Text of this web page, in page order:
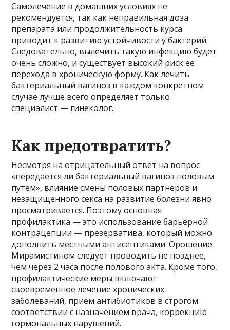
Самолечение в домашних условиях не
рекомендуется, так как неправильная доза
препарата или продолжительность курса
приводит к развитию устойчивости у бактерий.
Следовательно, вылечить такую ​​инфекцию будет
очень сложно, и существует высокий риск ее
перехода в хроническую форму. Как лечить
бактериальный вагиноз в каждом конкретном
случае лучше всего определяет только
специалист — гинеколог.
Как предотвратить?
Несмотря на отрицательный ответ на вопрос
«передается ли бактериальный вагиноз половым
путем», влияние смены половых партнеров и
незащищенного секса на развитие болезни явно
просматривается. Поэтому основная
профилактика — это использование барьерной
контрацепции — презерватива, который можно
дополнить местными антисептиками. Орошение
Мирамистином следует проводить не позднее,
чем через 2 часа после полового акта. Кроме того,
профилактические меры включают
своевременное лечение хронических
заболеваний, прием антибиотиков в строгом
соответствии с назначением врача, коррекцию
гормональных нарушений.